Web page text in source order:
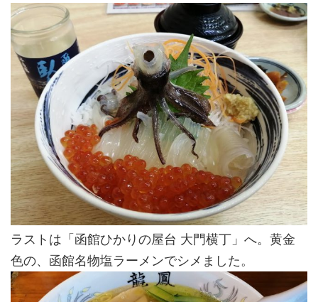
ラストは「函館ひかりの屋台 大門横丁」へ。黄金
色の、函館名物塩ラーメンでシメました。